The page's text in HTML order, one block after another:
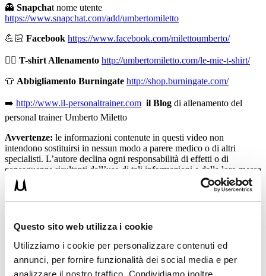
Questo sito web utilizza i cookie
Utilizziamo i cookie per personalizzare contenuti ed
annunci, per fornire funzionalità dei social media e per
analizzare il nostro traffico. Condividiamo inoltre
👻 Snapchat nome utente
https://www.snapchat.com/add/umbertomiletto
💪🏻 Facebook https://www.facebook.com/milettoumberto/
🏋🏻 T-shirt Allenamento http://umbertomiletto.com/le-mie-t-shirt/
👕 Abbigliamento Burningate http://shop.burningate.com/
➡️ http://www.il-personaltrainer.com il Blog di allenamento del
personal trainer Umberto Miletto
Avvertenze: le informazioni contenute in questi video non
intendono sostituirsi in nessun modo a parere medico o di altri
specialisti. L’autore declina ogni responsabilità di effetti o di
conseguenze risultanti dall’uso di tali informazioni e dalla loro messa
in pratica. L’allenamento con sovraccarichi, a corpo libero, con i
kettlebell, con il trx, e con altri attrezzi può causare infortuni, si
consiglia pertanto di prestare la massima attenzione e di eseguire
il proprio medico di fiducia prima di intraprendere qualsiasi forma di
attività fisica o regime alimentare.